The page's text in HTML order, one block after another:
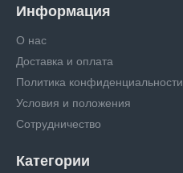
Информация
О нас
Доставка и оплата
Политика конфиденциальности
Условия и положения
Сотрудничество
Категории